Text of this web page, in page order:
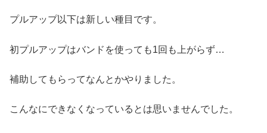
プルアップ以下は新しい種目です。
初プルアップはバンドを使っても1回も上がらず…
補助してもらってなんとかやりました。
こんなにできなくなっているとは思いませんでした。